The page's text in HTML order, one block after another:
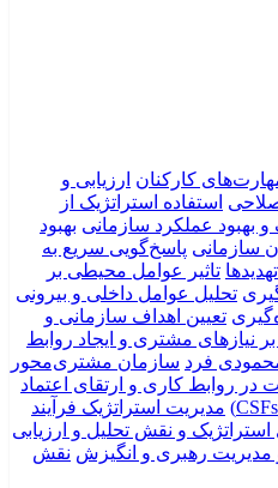
کارکنان ارزیابی و
استفاده استراتژیک از
عملکرد سازمانی بهبود
سازمانی پاسخ‌گویی سریع به
تاثیر عوامل محیطی بر
تحلیل عوامل داخلی و بیرونی
تعیین اهداف سازمانی و
نیازهای مشتری و ایجاد روابط
فرد سازمان مشتری‌محور
در روابط کاری و ارتقای اعتماد
مدیریت استراتژیک فرآیند
و نقش تحلیل و ارزیابی
رهبری و انگیزش نقش